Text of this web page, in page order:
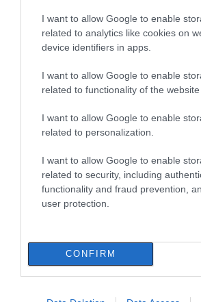
I want to allow Google to enable
related to analytics like cookies on
device identifiers in apps.
I want to allow Google to enable
related to functionality of the website
I want to allow Google to enable
related to personalization.
I want to allow Google to enable
related to security, including
functionality and fraud prevention,
user protection.
CONFIRM
Ιός Δυτικού Νείλου: 65 κρούσματα
στην Ελλάδα – Έξι νεκροί και 20
ασθενείς σε νοσηλεία
Υπό έλεγχο η φωτιά στην Σκύρο –
Εύβοια: Σε αυτό το γραφικό χωριό
μοίρασαν Κεσκέσι τη
Μεταμόρφωση του Σωτήρος
07.08.2026 | 09:00
Ποιες περιοχές δεν θα έχουν
ρεύμα σήμερα στην Εύβοια
Ιός Δυτικού Νείλου: 65
κρούσματα στην
20 ασθενείς σε
νοσηλεία